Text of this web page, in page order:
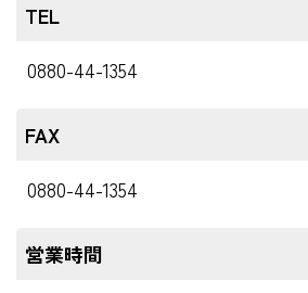
TEL
0880-44-1354
FAX
0880-44-1354
営業時間